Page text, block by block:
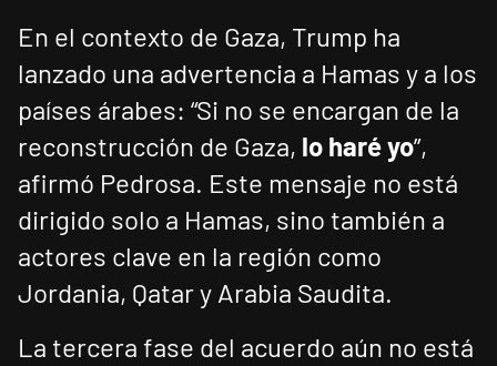
En el contexto de Gaza, Trump ha
lanzado una advertencia a Hamas y a los
países árabes: “Si no se encargan de la
reconstrucción de Gaza, lo haré yo”,
afirmó Pedrosa. Este mensaje no está
dirigido solo a Hamas, sino también a
actores clave en la región como
Jordania, Qatar y Arabia Saudita.
La tercera fase del acuerdo aún no está